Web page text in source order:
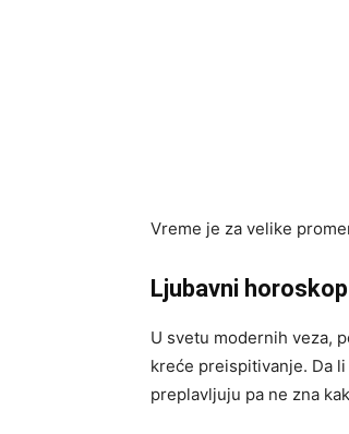
Vreme je za velike
Ljubavni
U svetu modernih veza,
kreće preispitivanje. Da
preplavljuju pa ne zna